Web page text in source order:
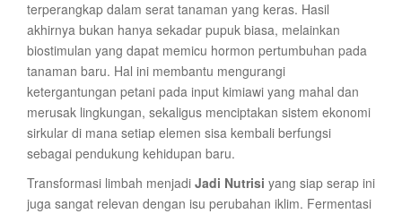
terperangkap dalam serat tanaman yang keras. Hasil
akhirnya bukan hanya sekadar pupuk biasa, melainkan
biostimulan yang dapat memicu hormon pertumbuhan pada
tanaman baru. Hal ini membantu mengurangi
ketergantungan petani pada input kimiawi yang mahal dan
merusak lingkungan, sekaligus menciptakan sistem ekonomi
sirkular di mana setiap elemen sisa kembali berfungsi
sebagai pendukung kehidupan baru.
Transformasi limbah menjadi Jadi Nutrisi yang siap serap ini
juga sangat relevan dengan isu perubahan iklim. Fermentasi